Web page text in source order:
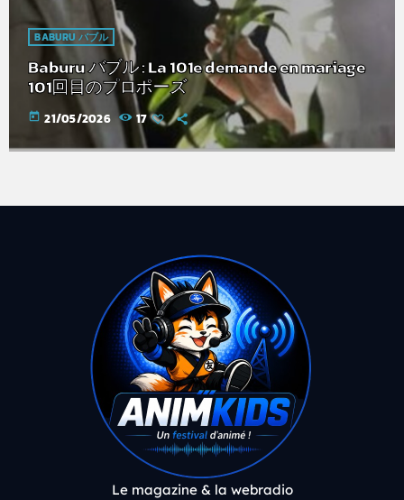
BABURU バブル
Baburu バブル : La 101e demande en mariage
101回目のプロポーズ
today 21/05/2026 17
Le magazine & la webradio